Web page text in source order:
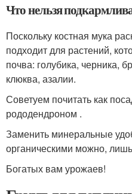
Что нельзя
Поскольку костная мука
подходит для растений,
почва: голубика, черника,
клюква, азалии.
Советуем почитать как
рододендроном .
Заменить минеральные
органическими можно,
Богатых вам урожаев!